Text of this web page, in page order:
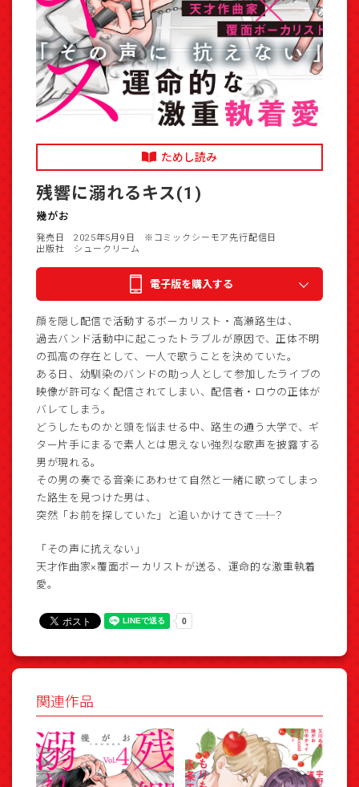
ためし読み
残響に溺れるキス(1)
幾がお
発売日 2025年5月9日
※コミックシーモア先行配信日
出版社 シュークリーム
電子版を購入する
顔を隠し配信で活動するボーカリスト・高瀬路生は、
過去バンド活動中に起こったトラブルが原因で、正体不明
の孤高の存在として、一人で歌うことを決めていた。
ある日、幼馴染のバンドの助っ人として参加したライブの
映像が許可なく配信されてしまい、配信者・ロウの正体が
バレてしまう。
どうしたものかと頭を悩ませる中、路生の通う大学で、ギ
ター片手にまるで素人とは思えない強烈な歌声を披露する
男が現れる。
その男の奏でる音楽にあわせて自然と一緒に歌ってしまっ
た路生を見つけた男は、
突然「お前を探していた」と追いかけてきて――…！？
「その声に抗えない」
天才作曲家×覆面ボーカリストが送る、運命的な激重執着
愛。
関連作品